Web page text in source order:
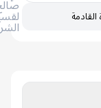
صالحلقسيمة